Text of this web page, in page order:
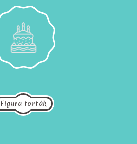
Figura torták